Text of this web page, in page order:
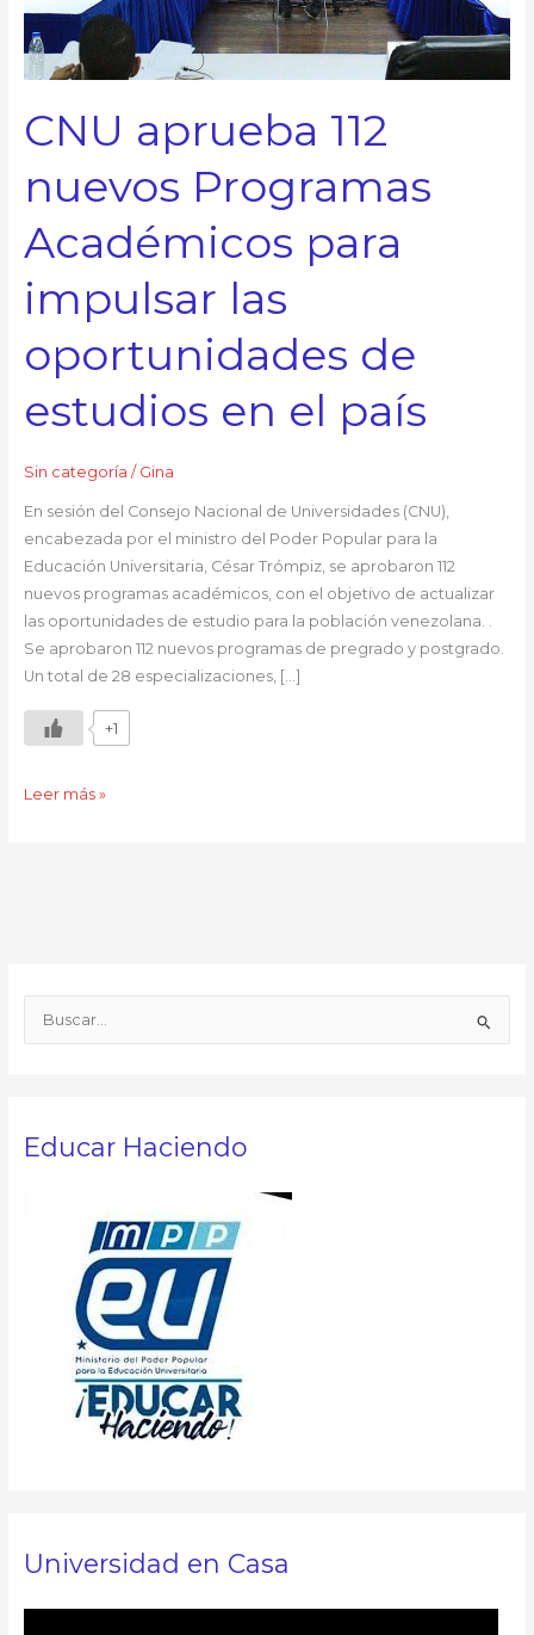
a
Educar Haciendo
Universidad en Casa
CNU aprueba 112
nuevos Programas
Académicos para
impulsar las
oportunidades de
estudios en el país
Sin categoría / Gina
En sesión del Consejo Nacional de Universidades (CNU),
encabezada por el ministro del Poder Popular para la
Educación Universitaria, César Trómpiz, se aprobaron 112
nuevos programas académicos, con el objetivo de actualizar
las oportunidades de estudio para la población venezolana. .
Se aprobaron 112 nuevos programas de pregrado y postgrado.
Un total de 28 especializaciones, […]
+1
impulsar
las
oportunidades
estudios
en
el
país
Leer más »